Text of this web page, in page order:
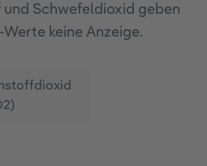
Schwefeldioxid geben
keine Anzeige.